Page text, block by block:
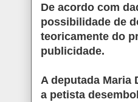
De acordo com
possibilidade de
teoricamente do
publicidade.
A deputada Maria
a petista